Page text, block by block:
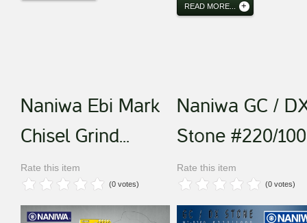
READ MORE...
Naniwa Ebi Mark
Chisel Grind...
Rate this item
(0 votes)
Naniwa GC /
Stone #220/
Rate this item
(0 votes)